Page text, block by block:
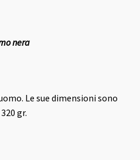
nera
Le sue dimensioni sono
gr.